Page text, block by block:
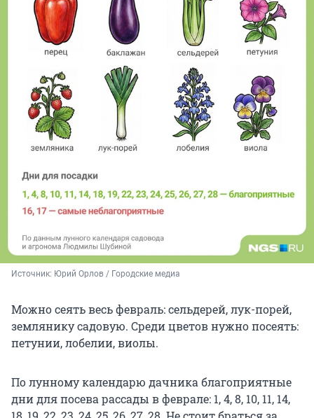
Источник: Юрий Орлов / Городские медиа
Можно сеять весь февраль: сельдерей, лук-порей,
землянику садовую. Среди цветов нужно посеять:
петунии, лобелии, виолы.
По лунному календарю дачника благоприятные
дни для посева рассады в феврале: 1, 4, 8, 10, 11, 14,